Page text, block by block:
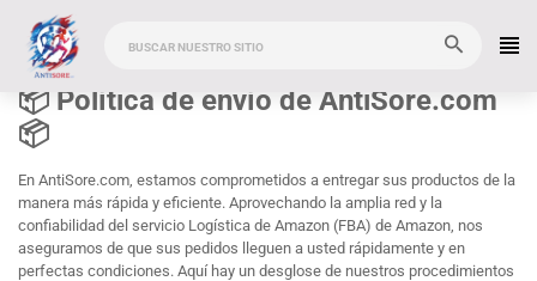
📦 Política de envío de AntiSore.com
📦
En AntiSore.com, estamos comprometidos a entregar sus productos de la
manera más rápida y eficiente. Aprovechando la amplia red y la
confiabilidad del servicio Logística de Amazon (FBA) de Amazon, nos
aseguramos de que sus pedidos lleguen a usted rápidamente y en
perfectas condiciones. Aquí hay un desglose de nuestros procedimientos